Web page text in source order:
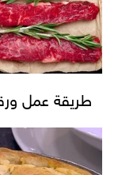
طريقة عمل